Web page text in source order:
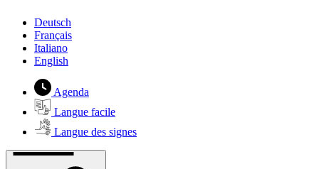
Deutsch
Français
Italiano
English
Agenda
Langue facile
Langue des signes